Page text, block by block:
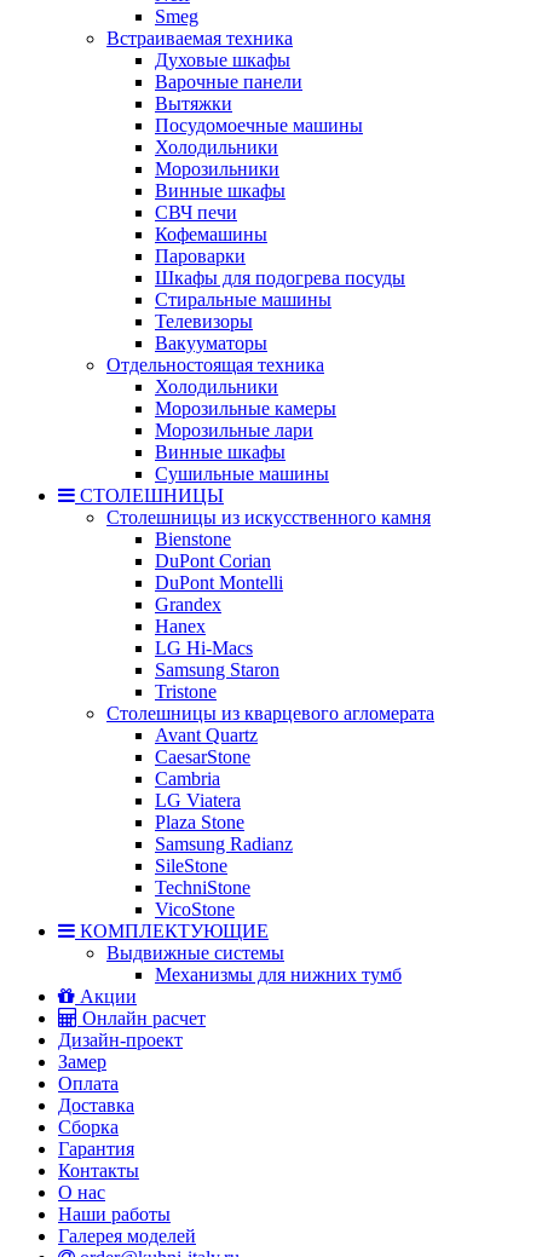
Smeg
Встраиваемая техника
Духовые шкафы
Варочные панели
Вытяжки
Посудомоечные машины
Холодильники
Морозильники
Винные шкафы
СВЧ печи
Кофемашины
Пароварки
Шкафы для подогрева посуды
Стиральные машины
Телевизоры
Вакууматоры
Отдельностоящая техника
Холодильники
Морозильные камеры
Морозильные лари
Винные шкафы
Сушильные машины
СТОЛЕШНИЦЫ
Столешницы из искусственного камня
Bienstone
DuPont Corian
DuPont Montelli
Grandex
Hanex
LG Hi-Macs
Samsung Staron
Tristone
Столешницы из кварцевого агломерата
Avant Quartz
CaesarStone
Cambria
LG Viatera
Plaza Stone
Samsung Radianz
SileStone
TechniStone
VicoStone
КОМПЛЕКТУЮЩИЕ
Выдвижные системы
Механизмы для нижних тумб
Акции
Онлайн расчет
Дизайн-проект
Замер
Оплата
Доставка
Сборка
Гарантия
Контакты
О нас
Наши работы
Галерея моделей